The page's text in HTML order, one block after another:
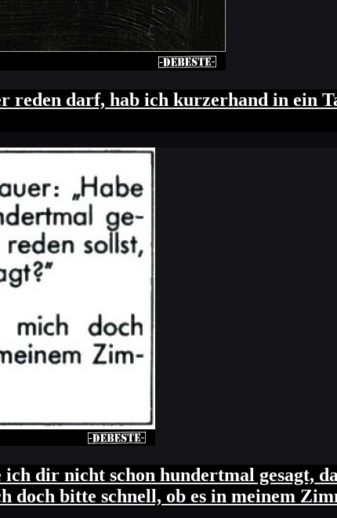
darf, hab ich kurzerhand in ein
dir nicht schon hundertmal gesagt,
doch bitte schnell, ob es in meinem